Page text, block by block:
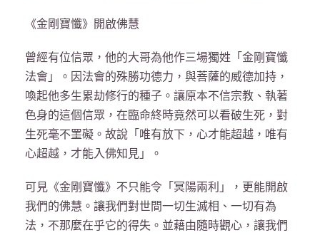
《金剛寶懺》開啟佛慧
曾經有位信眾，他的大哥為他作三場獨姓「金剛寶懺
法會」。因法會的殊勝功德力，與菩薩的威德加持，
喚起他多生累劫修行的種子。讓原本不信宗教、執著
色身的這個信眾，在臨命終時竟然可以看破生死，對
生死毫不罣礙。故說「唯有放下，心才能超越，唯有
心超越，才能入佛知見」。
可見《金剛寶懺》不只能令「冥陽兩利」，更能開啟
我們的佛慧。讓我們對世間一切生滅相、一切有為
法，不那麼在乎它的得失。並藉由隨時觀心，讓我們